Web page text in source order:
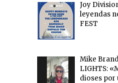
Joy
leyendas
FEST
Mike
LIGHTS:
dioses por